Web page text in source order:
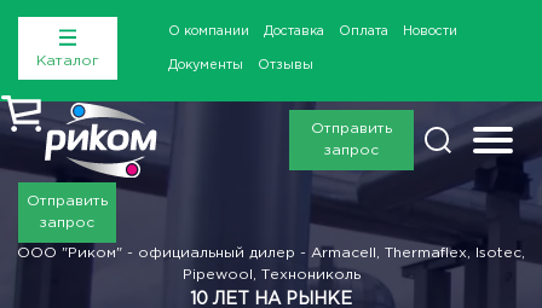
Каталог
О компании Доставка Оплата Новости
Документы Отзывы
Отправить
запрос
Отправить
запрос
ООО "Риком" - официальный дилер - Armacell, Thermaflex, Isotec,
Pipewool, Технониколь
10 ЛЕТ НА РЫНКЕ